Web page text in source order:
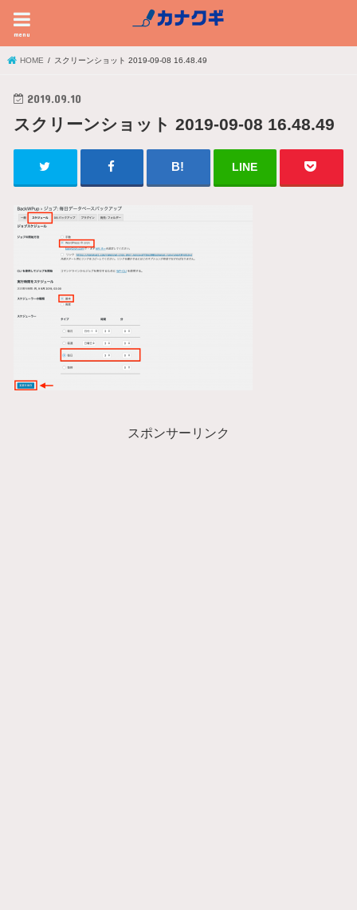
menu
HOME スクリーンショット 2019-09-08 16.48.49
2019.09.10
スクリーンショット 2019-09-08 16.48.49
LINE
スポンサーリンク